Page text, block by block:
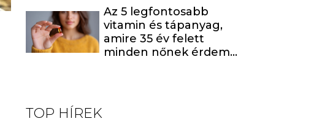
fel
Az 5 legfontosabb
vitamin és tápanyag,
amire 35 év felett
minden nőnek érdemes
TOP HÍREK